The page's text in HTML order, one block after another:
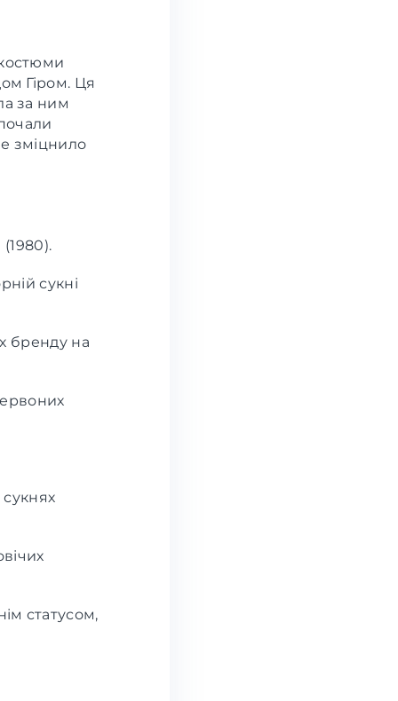
Гіром. Ця
за ним
зміцнило
сукні
бренду на
статусом,